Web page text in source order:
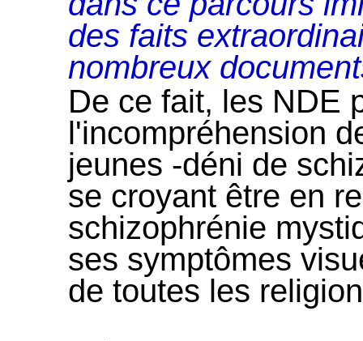
des faits
nombreux
De ce fait, les NDE
l'incompréhension
jeunes -déni de
se croyant être en
schizophrénie
ses symptômes
de toutes les